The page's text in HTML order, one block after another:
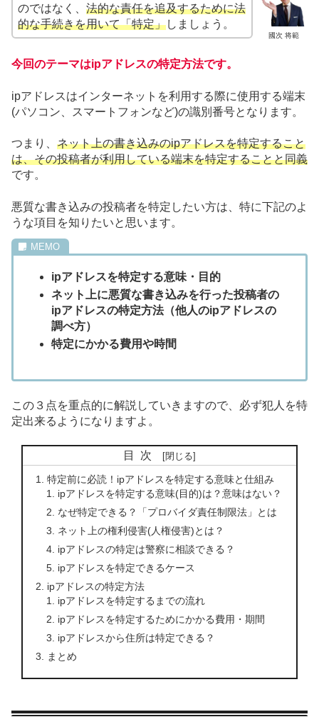
國次 将範
のではなく、 法的な責任を追及するために法
的な手続きを用いて「特定」しましょう。
今回のテーマはipアドレスの特定方法です。
ipアドレスはインターネットを利用する際に使用する端末
(パソコン、スマートフォンなど)の識別番号となります。
つまり、 ネット上の書き込みのipアドレスを特定すること
は、その投稿者が利用している端末を特定することと同義
です。
悪質な書き込みの投稿者を特定したい方は、特に下記のよ
うな項目を知りたいと思います。
ipアドレスを特定する意味・目的
ネット上に悪質な書き込みを行った投稿者の
ipアドレスの特定方法（他人のipアドレスの
調べ方）
特定にかかる費用や時間
この３点を重点的に解説していきますので、必ず犯人を特
定出来るようになりますよ。
目次
特定前に必読！ipアドレスを特定する意味と仕組み
ipアドレスを特定する意味(目的)は？意味はない？
なぜ特定できる？「プロバイダ責任制限法」とは
ネット上の権利侵害(人権侵害)とは？
ipアドレスの特定は警察に相談できる？
ipアドレスを特定できるケース
ipアドレスの特定方法
ipアドレスを特定するまでの流れ
ipアドレスを特定するためにかかる費用・期間
ipアドレスから住所は特定できる？
まとめ